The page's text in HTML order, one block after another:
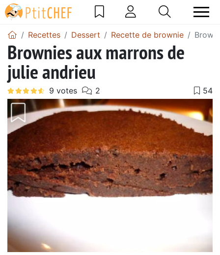
Recettes Dessert Recette de brownie
Brownies aux marrons de
julie andrieu